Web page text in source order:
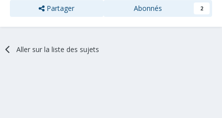
Partager Abonnés 2
Aller sur la liste des sujets